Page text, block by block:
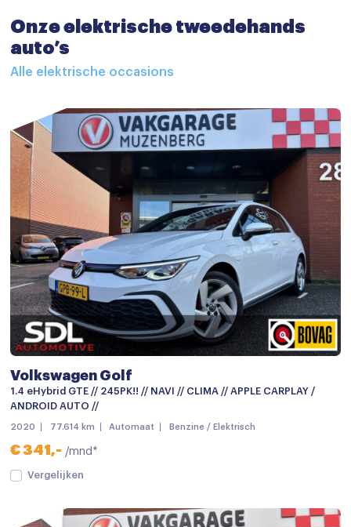
Onze elektrische tweedehands
auto’s
Alle elektrische occasions
Volkswagen Golf
1.4 eHybrid GTE // 245PK!! // NAVI // CLIMA // APPLE CARPLAY /
ANDROID AUTO //
2020 77.614 km Automaat Benzine / Elektrisch
€ 341,- /mnd*
Vergelijken